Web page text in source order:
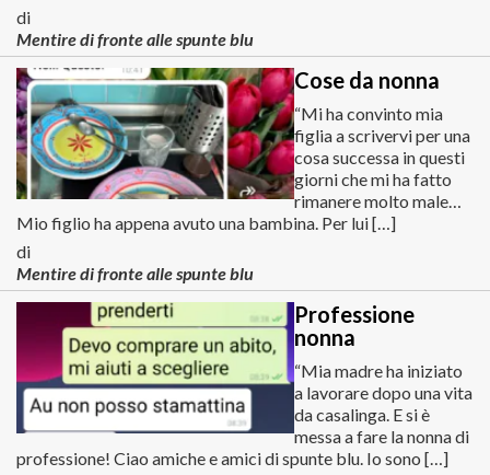
di
Mentire di fronte alle spunte blu
Cose da nonna
“Mi ha convinto mia
figlia a scrivervi per una
cosa successa in questi
giorni che mi ha fatto
rimanere molto male…
Mio figlio ha appena avuto una bambina. Per lui […]
di
Mentire di fronte alle spunte blu
Professione
nonna
“Mia madre ha iniziato
a lavorare dopo una vita
da casalinga. E si è
messa a fare la nonna di
professione! Ciao amiche e amici di spunte blu. Io sono […]